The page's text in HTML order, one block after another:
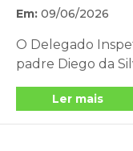
Em:09/06/2026
O Delegado
padre Diego da
Ler mais